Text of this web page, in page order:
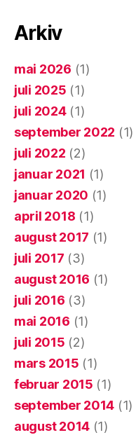
Arkiv
mai 2026 (1)
juli 2025 (1)
juli 2024(1)
september 2022 (1)
juli 2022 (2)
januar 2021 (1)
januar 2020 (1)
april 2018 (1)
august 2017 (1)
juli 2017 (3)
august 2016 (1)
juli 2016 (3)
mai 2016 (1)
juli 2015 (2)
mars 2015 (1)
februar 2015 (1)
september 2014 (1)
august 2014 (1)